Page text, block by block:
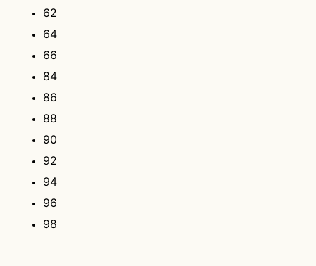
62
64
66
84
86
88
90
92
94
96
98